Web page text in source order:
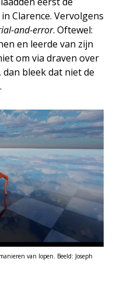
Clarence. Vervolgens
and-error. Oftewel:
en leerde van zijn
om via draven over
bleek dat niet de
van lopen. Beeld: Joseph